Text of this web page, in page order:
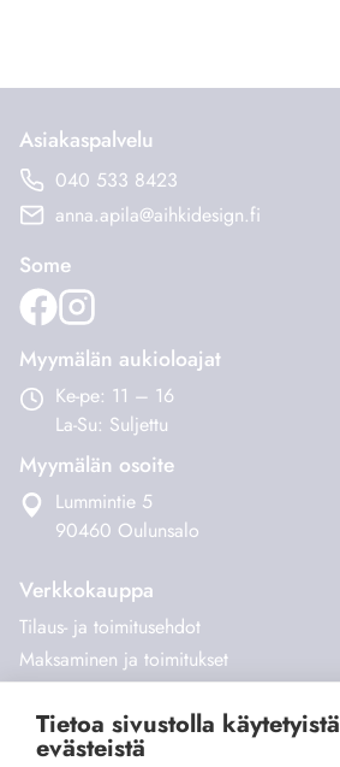
Tietoa sivustolla käytetyistä
evästeistä
Asiakaspalvelu
040 533 8423
anna.apila@aihkidesign.fi
Some
Myymälän aukioloajat
Ke-pe: 11 – 16
La-Su: Suljettu
Myymälän osoite
Lummintie 5
90460 Oulunsalo
Verkkokauppa
Tilaus- ja toimitusehdot
Maksaminen ja toimitukset
Yhteystiedot